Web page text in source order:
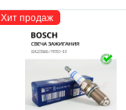
Хит продаж